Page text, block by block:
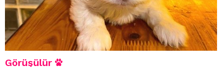
Görüşülür